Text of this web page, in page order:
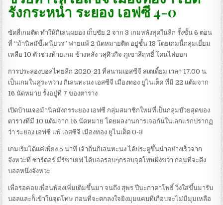
รังกระหน่ำ ระยอง เอฟซี 4-0
ซัดสี่เกมติด ทำให้กิเลนผยอง เก็บชัย 2 จาก 3 เกมหลังสุดในลีก รั้งชั้น 6 ตอน
ที่ “ม้านิลมัขี้เหนียวร” พ่ายแพ้ 2 นัดหมายติด อยู่ชั้น 18 โดยเกมนี้กลุ่มเยี่ยม
เหลือ 10 ตัวช่วงท้ายเกม ข้างหลัง วสุศิวกิจ ภูเขาสีฤทธิ์ โดนไล่ออก
การประลองบอลไทยลีก 2020-21 ที่สนามเอสซีจี สเตเดี้ยม เวลา 17.00 น.
เป็นเกมในคู่ระหว่าง กิเลนทะนง เอสซีจี เมืองทอง ยูไนเต็ด ที่มี 22 แต้มจาก
16 นัดหมาย รั้งอยู่ที่ 7 ของตาราง
เปิดบ้านเจอม้านิลมังกรระยอง เอฟซี กลุ่มสมาชิกใหม่ที่เป็นกลุ่มบ๊วยสุดของ
ตารางที่มี 10 แต้มจาก 16 นัดหมาย โดยผลงานการเจอกันในเลกแรกปรากฏ
ว่า ระยอง เอฟซี แพ้ เอสซีจี เมืองทอง ยูไนเต็ด 0-3
เกมเริ่มได้แค่เพียง 5 นาที เจ้าถิ่นกิเลนทะนง ได้ประตูขึ้นนำอย่างเร็วจาก
จังหวะที่ ซาร์ดอร์ มีร์ซาเยฟ ได้บอลรอบๆกรอบจุดโทษฝั่งขวา ก่อนที่จะดึง
บอลหนึ่งจังหวะ
เพื่อรอคอยเพื่อนพ้องเพิ่มเติมขึ้นมา จนถึง สุพร ปีนะกาตาโพธิ์ วิ่งใส่ขึ้นมารับ
บอลและก็เข้าในจุดโทษ ก่อนที่จะตกลงใจยิงมุมแคบที่เกือบจะไม่มีมุมเหลือ